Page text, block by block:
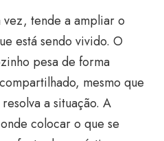
vez, tende a ampliar o
está sendo vivido. O
pesa de forma
mesmo que
a situação. A
colocar o que se